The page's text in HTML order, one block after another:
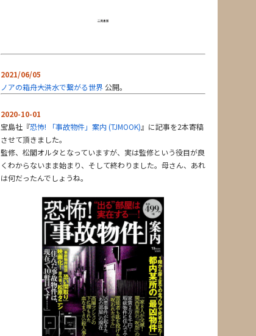
2021/06/05
ノアの箱舟――大洪水で繋がる世界公開。
2020-10-01
宝島社『恐怖! 「事故物件」案内 (TJMOOK)』に記事を2本寄稿
させて頂きました。
監修、松閣オルタとなっていますが、実は監修という役目が良
くわからないまま始まり、そして終わりました。母さん、あれ
は何だったんでしょうね。